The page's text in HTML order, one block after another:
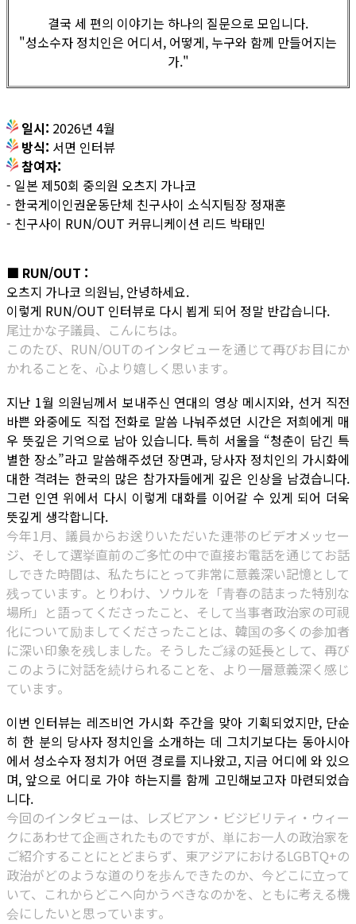
결국 세 편의 이야기는 하나의 질문으로 모입니다.
"성소수자 정치인은 어디서, 어떻게, 누구와 함께 만들어지는
가."
일시: 2026년 4월
방식: 서면 인터뷰
참여자:
- 일본 제50회 중의원 오츠지 가나코
- 한국게이인권운동단체 친구사이 소식지팀장 정재훈
- 친구사이 RUN/OUT 커뮤니케이션 리드 박태민
■ RUN/OUT :
오츠지 가나코 의원님, 안녕하세요.
이렇게 RUN/OUT 인터뷰로 다시 뵙게 되어 정말 반갑습니다.
尾辻かな子議員、こんにちは。
このたび、RUN/OUTのインタビューを通じて再びお目にか
かれることを、心より嬉しく思います。
지난 1월 의원님께서 보내주신 연대의 영상 메시지와, 선거 직전
바쁜 와중에도 직접 전화로 말씀 나눠주셨던 시간은 저희에게 매
우 뜻깊은 기억으로 남아 있습니다. 특히 서울을 “청춘이 담긴 특
별한 장소”라고 말씀해주셨던 장면과, 당사자 정치인의 가시화에
대한 격려는 한국의 많은 참가자들에게 깊은 인상을 남겼습니다.
그런 인연 위에서 다시 이렇게 대화를 이어갈 수 있게 되어 더욱
뜻깊게 생각합니다.
今年1月、議員からお送りいただいた連帯のビデオメッセー
ジ、そして選挙直前のご多忙の中で直接お電話を通じてお話
しできた時間は、私たちにとって非常に意義深い記憶として
残っています。とりわけ、ソウルを「青春の詰まった特別な
場所」と語ってくださったこと、そして当事者政治家の可視
化について励ましてくださったことは、韓国の多くの参加者
に深い印象を残しました。そうしたご縁の延長として、再び
このように対話を続けられることを、より一層意義深く感じ
ています。
이번 인터뷰는 레즈비언 가시화 주간을 맞아 기획되었지만, 단순
히 한 분의 당사자 정치인을 소개하는 데 그치기보다는 동아시아
에서 성소수자 정치가 어떤 경로를 지나왔고, 지금 어디에 와 있으
며, 앞으로 어디로 가야 하는지를 함께 고민해보고자 마련되었습
니다.
今回のインタビューは、レズビアン・ビジビリティ・ウィー
クにあわせて企画されたものですが、単にお一人の政治家を
ご紹介することにとどまらず、東アジアにおけるLGBTQ+の
政治がどのような道のりを歩んできたのか、今どこに立って
いて、これからどこへ向かうべきなのかを、ともに考える機
会にしたいと思っています。